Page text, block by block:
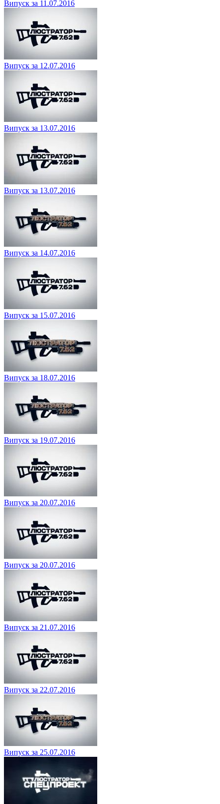
Випуск за 11.07.2016
Випуск за 12.07.2016
Випуск за 13.07.2016
Випуск за 13.07.2016
Випуск за 14.07.2016
Випуск за 15.07.2016
Випуск за 18.07.2016
Випуск за 19.07.2016
Випуск за 20.07.2016
Випуск за 20.07.2016
Випуск за 21.07.2016
Випуск за 22.07.2016
Випуск за 25.07.2016